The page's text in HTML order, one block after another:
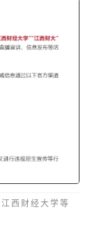
西财经大学等